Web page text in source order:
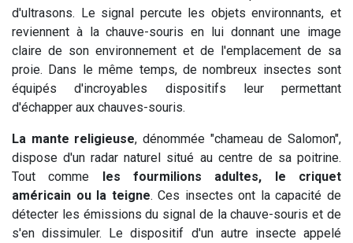
d'ultrasons. Le signal percute les objets environnants, et
reviennent à la chauve-souris en lui donnant une image
claire de son environnement et de l'emplacement de sa
proie. Dans le même temps, de nombreux insectes sont
équipés d'incroyables dispositifs leur permettant
d'échapper aux chauves-souris.
La mante religieuse, dénommée "chameau de Salomon",
dispose d'un radar naturel situé au centre de sa poitrine.
Tout comme les fourmilions adultes, le criquet
américain ou la teigne. Ces insectes ont la capacité de
détecter les émissions du signal de la chauve-souris et de
s'en dissimuler. Le dispositif d'un autre insecte appelé